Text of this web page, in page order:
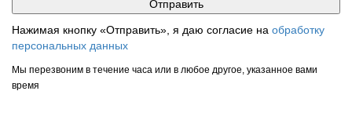
Нажимая кнопку «Отправить», я даю согласие на обработку
персональных данных
Мы перезвоним в течение часа или в любое другое, указанное вами
время